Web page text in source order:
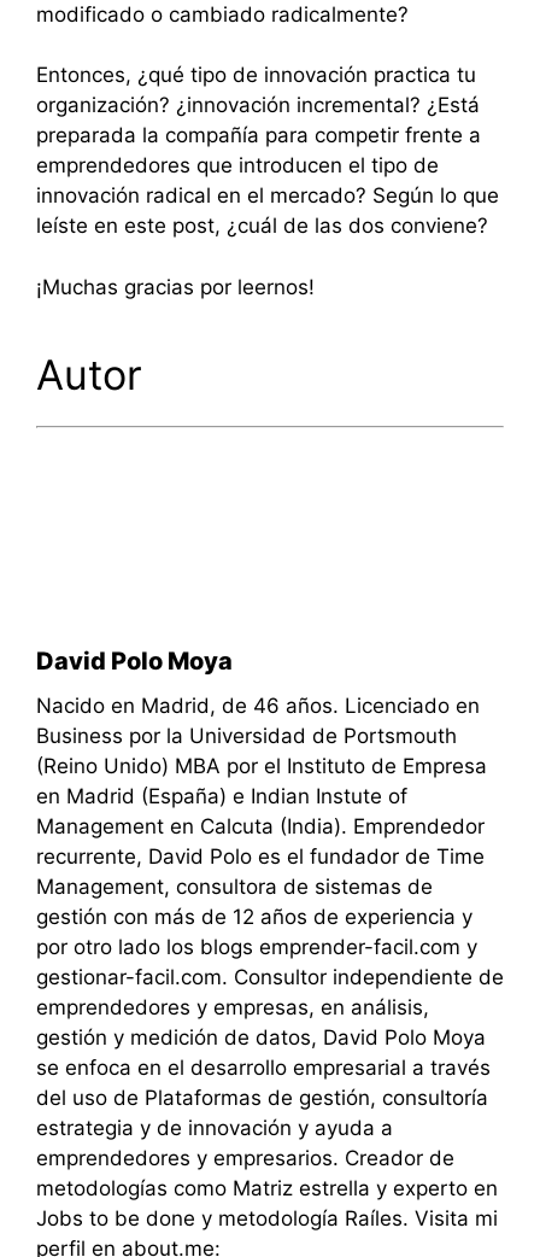
modificado o cambiado radicalmente?
Entonces, ¿qué tipo de innovación practica tu
organización? ¿innovación incremental? ¿Está
preparada la compañía para competir frente a
emprendedores que introducen el tipo de
innovación radical en el mercado? Según lo que
leíste en este post, ¿cuál de las dos conviene?
¡Muchas gracias por leernos!
Autor
David Polo Moya
Nacido en Madrid, de 46 años. Licenciado en
Business por la Universidad de Portsmouth
(Reino Unido) MBA por el Instituto de Empresa
en Madrid (España) e Indian Instute of
Management en Calcuta (India). Emprendedor
recurrente, David Polo es el fundador de Time
Management, consultora de sistemas de
gestión con más de 12 años de experiencia y
por otro lado los blogs emprender-facil.com y
gestionar-facil.com. Consultor independiente de
emprendedores y empresas, en análisis,
gestión y medición de datos, David Polo Moya
se enfoca en el desarrollo empresarial a través
del uso de Plataformas de gestión, consultoría
estrategia y de innovación y ayuda a
emprendedores y empresarios. Creador de
metodologías como Matriz estrella y experto en
Jobs to be done y metodología Raíles. Visita mi
perfil en about.me: